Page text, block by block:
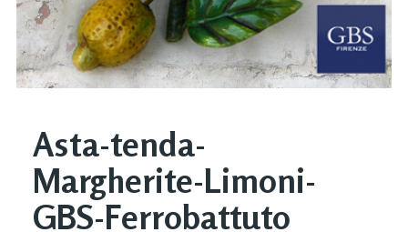
Asta-tenda-
Margherite-Limoni-
GBS-Ferrobattuto